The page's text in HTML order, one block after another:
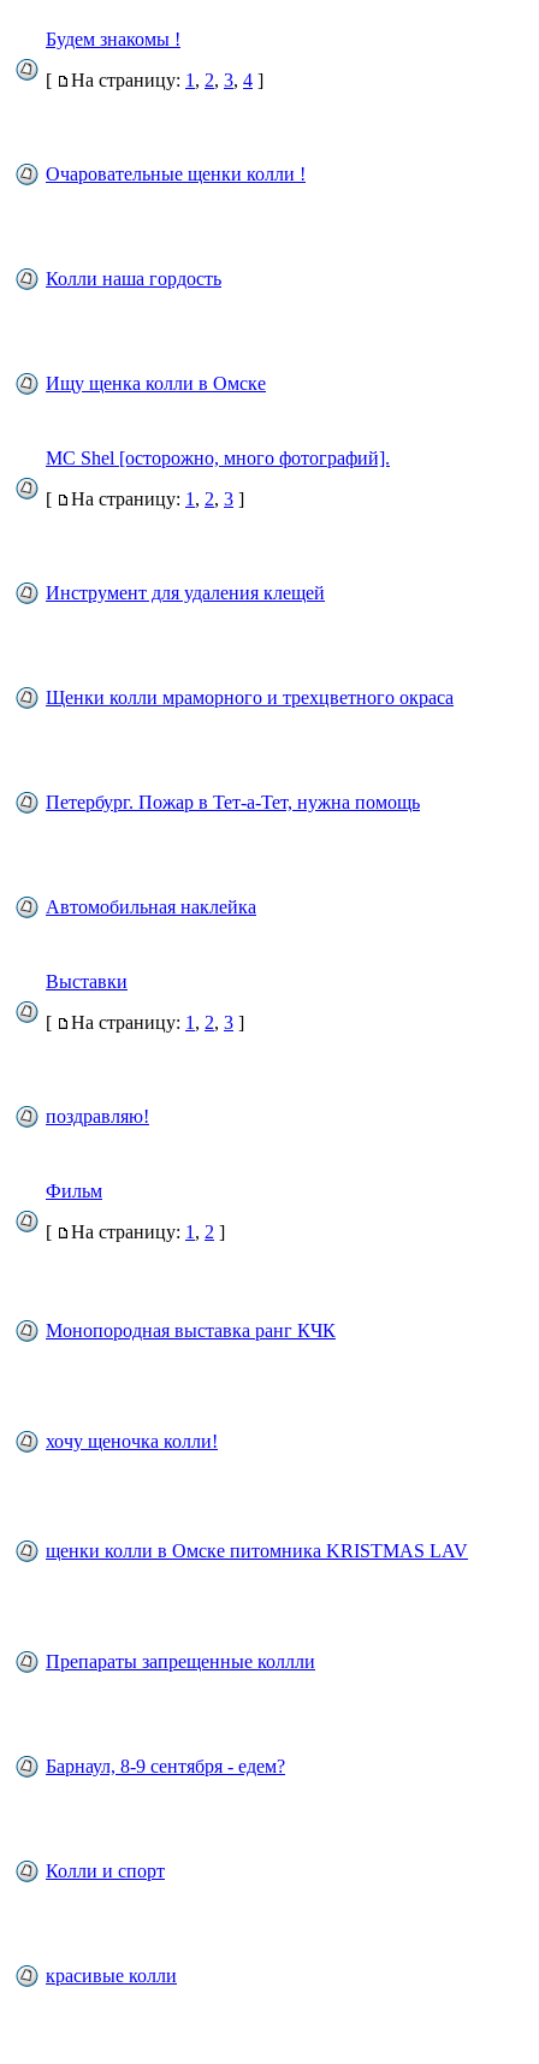
Будем знакомы !
[
На страницу: 1 , 2, 3, 4 ]
Очаровательные щенки колли !
Колли наша гордость
Ищу щенка колли в Омске
MC Shel [осторожно, много фотографий].
[
На страницу: 1 , 2, 3 ]
Инструмент для удаления клещей
Щенки колли мраморного и трехцветного окраса
Петербург. Пожар в Тет-а-Тет, нужна помощь
Автомобильная наклейка
Выставки
[
На страницу: 1 , 2, 3 ]
поздравляю!
Фильм
[
На страницу: 1 , 2 ]
Монопородная выставка ранг КЧК
хочу щеночка колли!
щенки колли в Омске питомника KRISTMAS LAV
Препараты запрещенные коллли
Барнаул, 8-9 сентября - едем?
Колли и спорт
красивые колли